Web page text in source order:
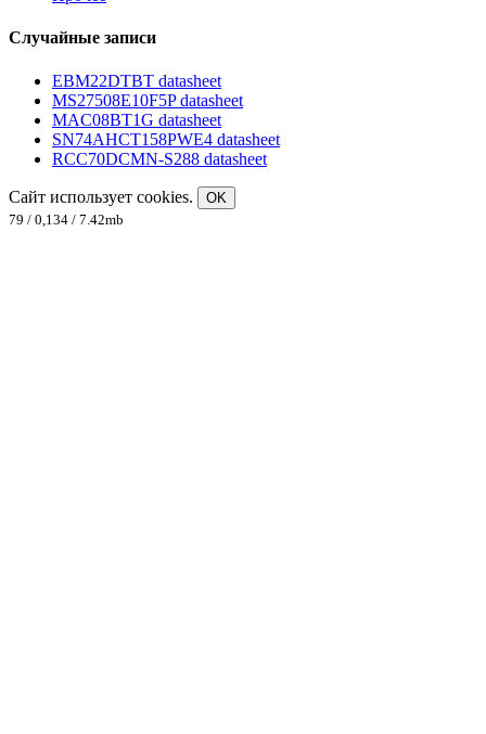
Случайные записи
EBM22DTBT datasheet
MS27508E10F5P datasheet
MAC08BT1G datasheet
SN74AHCT158PWE4 datasheet
RCC70DCMN-S288 datasheet
Сайт использует cookies.
OK
79 / 0,134 / 7.42mb